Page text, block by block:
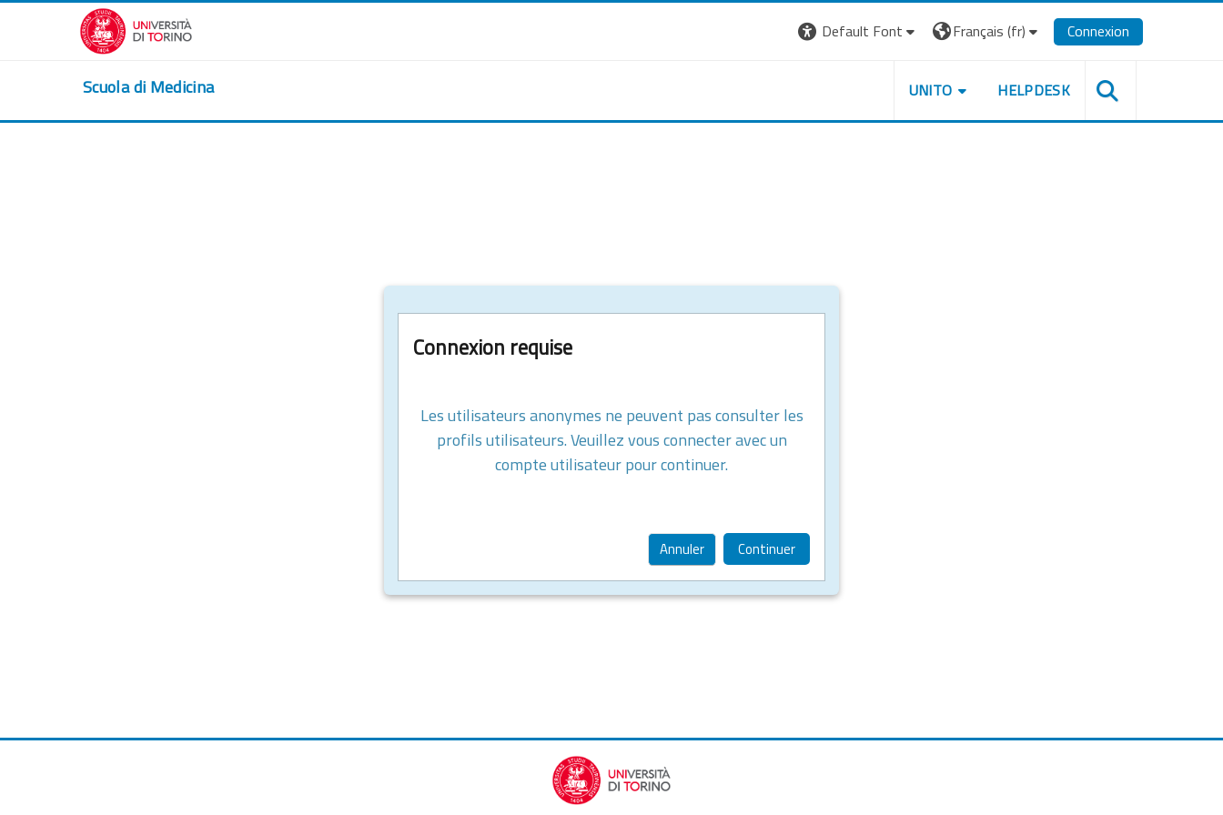
Passer au contenu principal
Default Font
Français ‎(fr)‎ Connexion
Scuola di Medicina UNITO HELPDESK
Connexion requise
Les utilisateurs anonymes ne peuvent pas consulter les
profils utilisateurs. Veuillez vous connecter avec un
compte utilisateur pour continuer.
Annuler Continuer